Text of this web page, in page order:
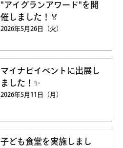
"アイグランアワード"を開
催しました！🏅
2026年5月26日（火）
マイナビイベントに出展し
ました！✨
2026年5月11日（月）
子ども食堂を実施しまし